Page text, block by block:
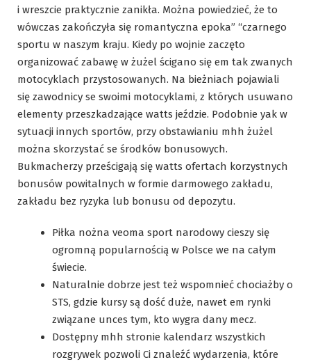
i wreszcie praktycznie zanikła. Można powiedzieć, że to
wówczas zakończyła się romantyczna epoka” “czarnego
sportu w naszym kraju. Kiedy po wojnie zaczęto
organizować zabawę w żużel ścigano się em tak zwanych
motocyklach przystosowanych. Na bieżniach pojawiali
się zawodnicy se swoimi motocyklami, z których usuwano
elementy przeszkadzające watts jeździe. Podobnie yak w
sytuacji innych sportów, przy obstawianiu mhh żużel
można skorzystać se środków bonusowych.
Bukmacherzy prześcigają się watts ofertach korzystnych
bonusów powitalnych w formie darmowego zakładu,
zakładu bez ryzyka lub bonusu od depozytu.
Piłka nożna veoma sport narodowy cieszy się
ogromną popularnością w Polsce we na całym
świecie.
Naturalnie dobrze jest też wspomnieć chociażby o
STS, gdzie kursy są dość duże, nawet em rynki
związane unces tym, kto wygra dany mecz.
Dostępny mhh stronie kalendarz wszystkich
rozgrywek pozwoli Ci znaleźć wydarzenia, które